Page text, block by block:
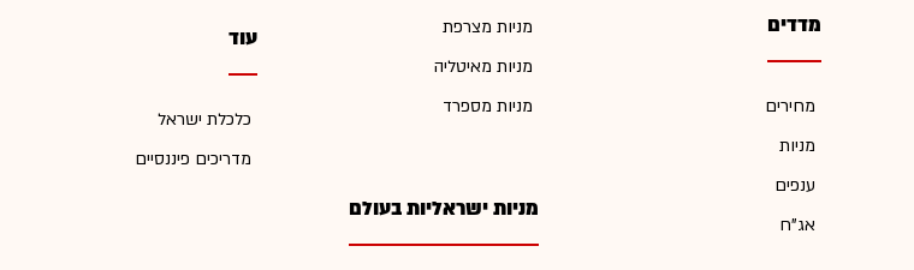
מדדים
מחירים
מניות
ענפים
אג"ח
מניות מצרפת
מניות מאיטליה
מניות מספרד
מניות ישראליות בעולם
עוד
כלכלת ישראל
מדריכים פיננסיים